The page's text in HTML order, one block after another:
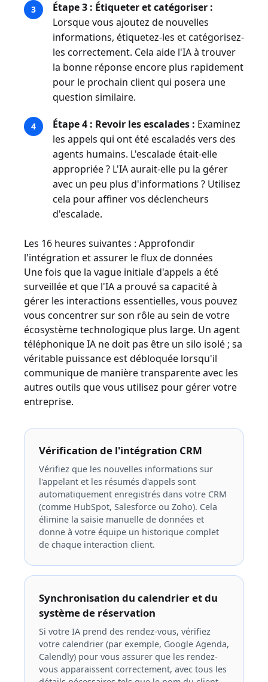
Étape 3 : Étiqueter et catégoriser :
Lorsque vous ajoutez de nouvelles
informations, étiquetez-les et catégorisez-
les correctement. Cela aide l'IA à trouver
la bonne réponse encore plus rapidement
pour le prochain client qui posera une
question similaire.
Étape 4 : Revoir les escalades : Examinez
les appels qui ont été escaladés vers des
agents humains. L'escalade était-elle
appropriée ? L'IA aurait-elle pu la gérer
avec un peu plus d'informations ? Utilisez
cela pour affiner vos déclencheurs
d'escalade.
Les 16 heures suivantes : Approfondir
l'intégration et assurer le flux de données
Une fois que la vague initiale d'appels a été
surveillée et que l'IA a prouvé sa capacité à
gérer les interactions essentielles, vous pouvez
vous concentrer sur son rôle au sein de votre
écosystème technologique plus large. Un agent
téléphonique IA ne doit pas être un silo isolé ; sa
véritable puissance est débloquée lorsqu'il
communique de manière transparente avec les
autres outils que vous utilisez pour gérer votre
entreprise.
Vérification de l'intégration CRM
Vérifiez que les nouvelles informations sur
l'appelant et les résumés d'appels sont
automatiquement enregistrés dans votre CRM
(comme HubSpot, Salesforce ou Zoho). Cela
élimine la saisie manuelle de données et
donne à votre équipe un historique complet
de chaque interaction client.
Synchronisation du calendrier et du
système de réservation
Si votre IA prend des rendez-vous, vérifiez
votre calendrier (par exemple, Google Agenda,
Calendly) pour vous assurer que les rendez-
vous apparaissent correctement, avec tous les